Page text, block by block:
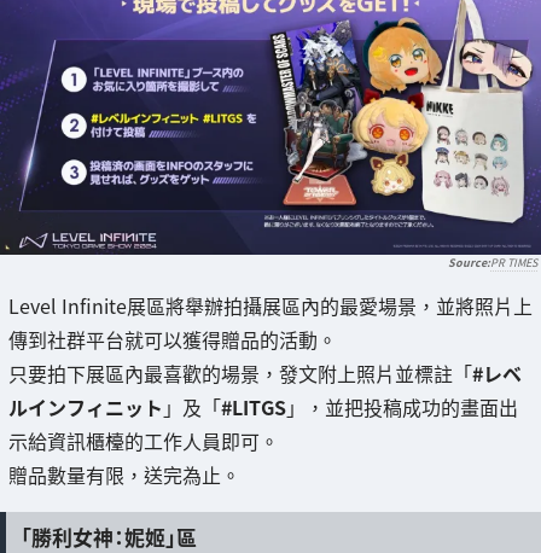
PR TIMES
Level Infinite展區將舉辦拍攝展區內的最愛場景，並將照片上
傳到社群平台就可以獲得贈品的活動。
只要拍下展區內最喜歡的場景，發文附上照片並標註「#レベ
ルインフィニット 」及「#LITGS」，並把投稿成功的畫面出
示給資訊櫃檯的工作人員即可。
贈品數量有限，送完為止。
「勝利女神：妮姬」區